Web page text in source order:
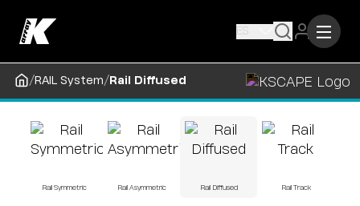
ES
/RAIL System/ Rail Diffused
Rail Symmetric Rail Asymmetric Rail Diffused Rail Track